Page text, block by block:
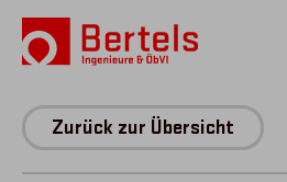
Zurück zur Übersicht